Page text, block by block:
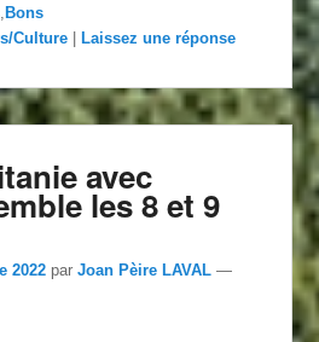
,Bons
Culture |Laissez une réponse
avec
les 8 et 9
2022 parJoan Pèire LAVAL —